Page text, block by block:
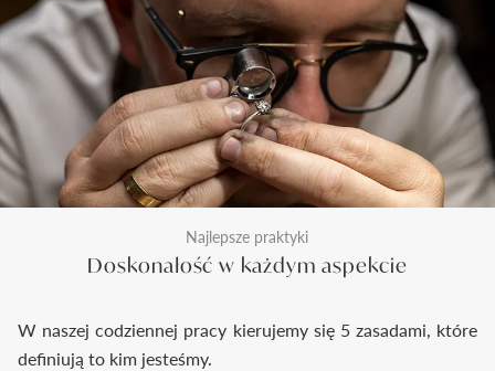
Najlepsze praktyki
Doskonałość w każdym aspekcie
W naszej codziennej pracy kierujemy się 5 zasadami, które
definiują to kim jesteśmy.